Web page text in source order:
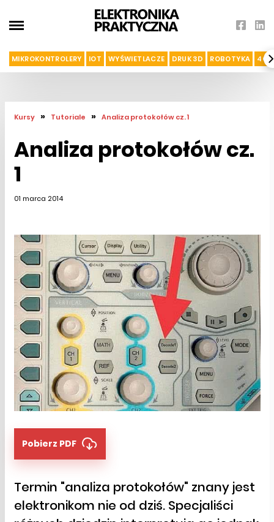
MIKROKONTROLERY IOT WYŚWIETLACZE DRUK 3D ROBOTYKA 4G I
Kursy » Tutoriale » Analiza protokołów cz. 1
Analiza protokołów cz.
1
01 marca 2014
Pobierz PDF
Termin "analiza protokołów" znany jest
elektronikom nie od dziś. Specjaliści